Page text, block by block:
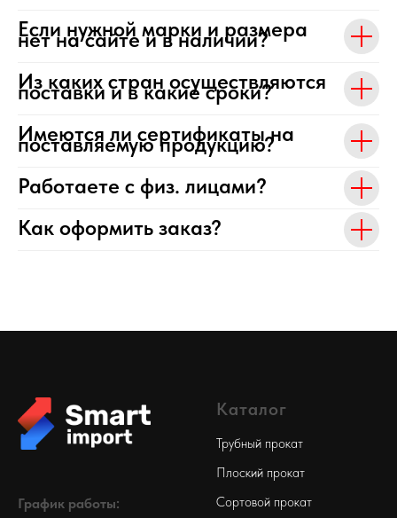
Если нужной марки и размера
нет на сайте и в наличии?
Из каких стран осуществляются
поставки и в какие сроки?
Имеются ли сертификаты на
поставляемую продукцию?
Работаете с физ. лицами?
Как оформить заказ?
График работы:
Каталог
Трубный прокат
Плоский прокат
Сортовой прокат